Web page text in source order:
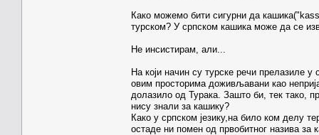
Како можемо бити сигурни да
турском? У српском кашика може да се
Не инсистирам, али...
На који начин су турске речи прелазиле
овим просторима доживљавани као
долазило од Турака. Зашто би, тек тако,
нису знали за кашику?
Како у српском језику,на било ком делу
остаде ни помен од првобитног назива за